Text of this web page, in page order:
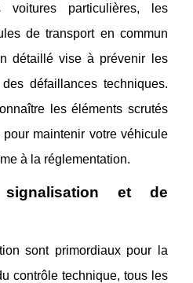
particulières, les
de transport en commun
détaillé vise à prévenir les
défaillances techniques.
les éléments scrutés
maintenir votre véhicule
à la réglementation.
et de
sont primordiaux pour la
contrôle technique, tous les